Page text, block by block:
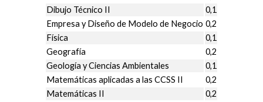
Dibujo Técnico II
0,1
Empresa y Diseño de Modelo de Negocio 0,2
Física
0,1
Geografía
0,2
Geología y Ciencias Ambientales
0,1
Matemáticas aplicadas a las CCSS II
0,2
Matemáticas II
0,2